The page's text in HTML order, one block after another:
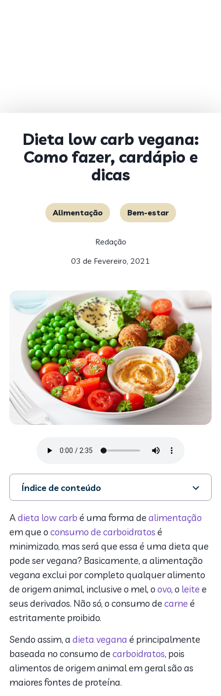
Dieta low carb vegana:
Como fazer, cardápio e
dicas
Alimentação Bem-estar
Redação
03 de Fevereiro, 2021
Índice de conteúdo
1. Dieta low carb vegana: Como fazer
2. Dieta low carb vegana: Os melhores substitutos
3. Vantagens e desvantagens da dieta low carb
vegana
Adieta low carb é uma forma dealimentação
em que oconsumo de carboidratos é
minimizado, mas será que essa é uma dieta que
pode ser vegana? Basicamente, a alimentação
vegana exclui por completo qualquer alimento
de origem animal, inclusive o mel, oovo, o leite e
seus derivados. Não só, o consumo decarne é
estritamente proibido.
Sendo assim, adieta vegana é principalmente
baseada no consumo decarboidratos, pois
alimentos de origem animal em geral são as
maiores fontes de proteína.